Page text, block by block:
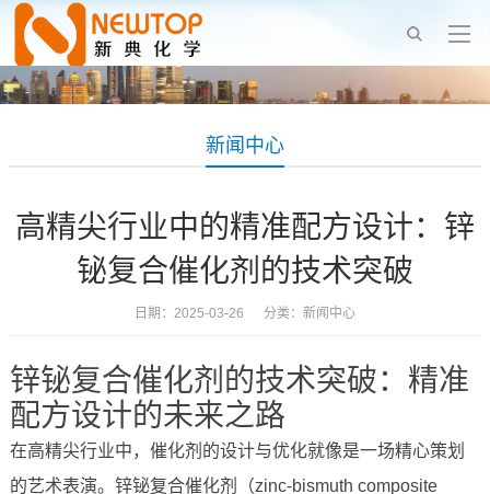
新闻中心
高精尖行业中的精准配方设计：锌
铋复合催化剂的技术突破
日期：2025-03-26 分类： 新闻中心
锌铋复合催化剂的技术突破：精准
配方设计的未来之路
在高精尖行业中，催化剂的设计与优化就像是一场精心策划
的艺术表演。锌铋复合催化剂（zinc-bismuth composite